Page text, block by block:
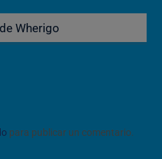
Wherigo
para publicar un comentario.